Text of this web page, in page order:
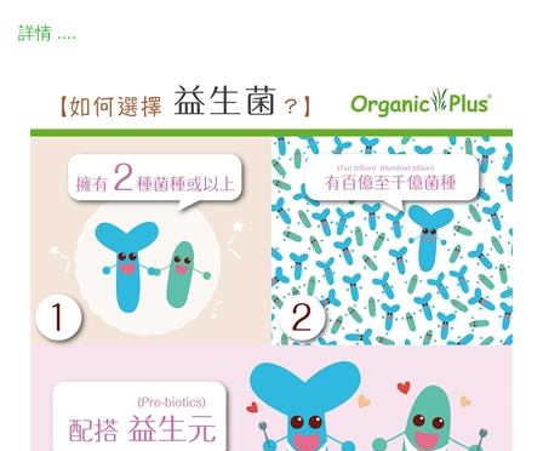
詳情 ....